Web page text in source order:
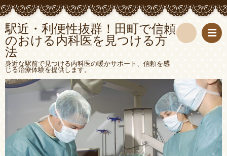
駅近・利便性抜群！田町で信頼
のおける内科医を見つける方
法
身近な駅前で見つける内科医の暖かサポート、信頼を感
じる治療体験を提供します。